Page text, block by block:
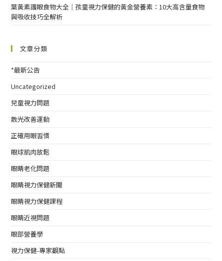
葉黃素護眼食物大全｜孩童視力保健的黃金營養素：10大高含量食物
與吸收技巧全解析
文章分類
*最新公告
Uncategorized
兒童視力問題
散光改善運動
正確用眼習慣
眼球肌肉放鬆
眼睛老化問題
眼睛視力保健新聞
眼睛視力保健課程
眼睛近視問題
眼部營養學
視力保健-專家觀點